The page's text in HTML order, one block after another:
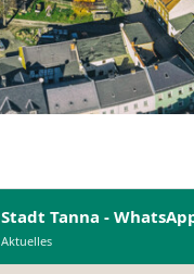
Stadt Tanna -
Aktuelles